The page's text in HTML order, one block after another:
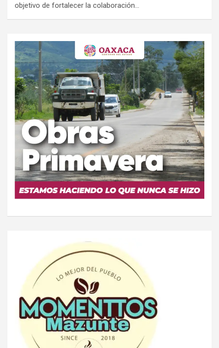
objetivo de fortalecer la colaboración…